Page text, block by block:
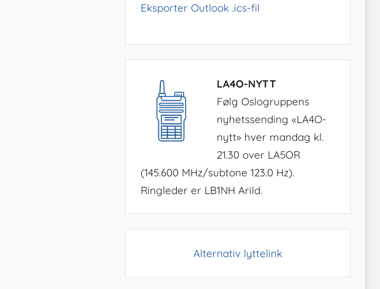
Eksporter Outlook .ics-fil
LA4O-NYTT
Følg Oslogruppens
nyhetssending «LA4O-
nytt» hver mandag kl.
21.30 over LA5OR
(145.600 MHz/subtone 123.0 Hz).
Ringleder er LB1NH Arild.
Alternativ lyttelink